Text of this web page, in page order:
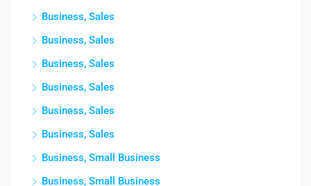
Business, Sales
Business, Sales
Business, Sales
Business, Sales
Business, Sales
Business, Sales
Business, Small Business
Business, Small Business